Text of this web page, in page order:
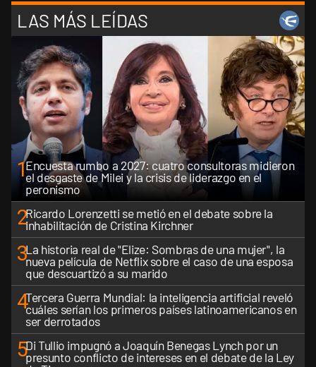
LAS MÁS LEÍDAS
1Encuesta rumbo a 2027: cuatro consultoras midieron
el desgaste de Milei y la crisis de liderazgo en el
peronismo
2Ricardo Lorenzetti se metió en el debate sobre la
inhabilitación de Cristina Kirchner
3La historia real de "Elize: Sombras de una mujer", la
nueva película de Netflix sobre el caso de una esposa
que descuartizó a su marido
4Tercera Guerra Mundial: la inteligencia artificial reveló
cuáles serían los primeros países latinoamericanos en
ser derrotados
5Di Tullio impugnó a Joaquín Benegas Lynch por un
presunto conflicto de intereses en el debate de la Ley